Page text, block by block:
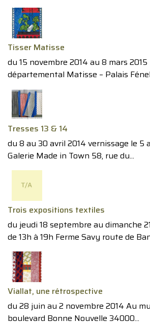
Tisser Matisse
du 15 novembre 2014 au 8 mars
départemental Matisse – Palais
Tresses 13 & 14
du 8 au 30 avril 2014 vernissage le 5
Galerie Made in Town 58, rue du...
Trois expositions textiles
du jeudi 18 septembre au dimanche
de 13h à 19h Ferme Savy route de
Viallat, une rétrospective
du 28 juin au 2 novembre 2014 Au
boulevard Bonne Nouvelle 34000...